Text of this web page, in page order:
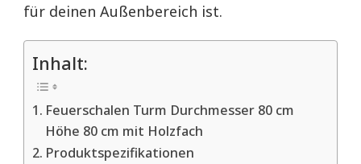
für deinen Außenbereich ist.
Inhalt:
Feuerschalen Turm Durchmesser 80 cm
Höhe 80 cm mit Holzfach
Produktspezifikationen